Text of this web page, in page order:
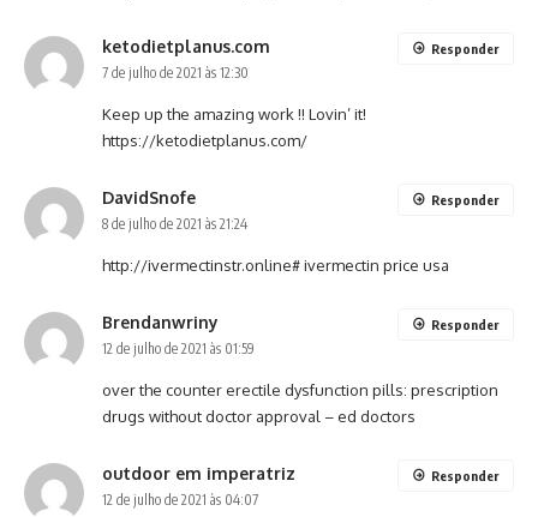
ketodietplanus.com
7 de julho de 2021 às 12:30
Keep up the amazing work !! Lovin’ it!
https://ketodietplanus.com/
Responder
DavidSnofe
8 de julho de 2021 às 21:24
http://ivermectinstr.online#ivermectin price usa
Responder
Brendanwriny
12 de julho de 2021 às 01:59
over the counter erectile dysfunction pills: prescription
drugs without doctor approval – ed doctors
Responder
outdoor em imperatriz
12 de julho de 2021 às 04:07
Responder